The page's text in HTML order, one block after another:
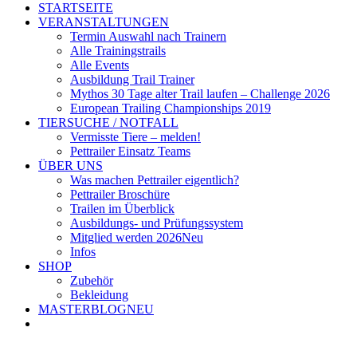
STARTSEITE
VERANSTALTUNGEN
Termin Auswahl nach Trainern
Alle Trainingstrails
Alle Events
Ausbildung Trail Trainer
Mythos 30 Tage alter Trail laufen – Challenge 2026
European Trailing Championships 2019
TIERSUCHE / NOTFALL
Vermisste Tiere – melden!
Pettrailer Einsatz Teams
ÜBER UNS
Was machen Pettrailer eigentlich?
Pettrailer Broschüre
Trailen im Überblick
Ausbildungs- und Prüfungssystem
Mitglied werden 2026Neu
Infos
SHOP
Zubehör
Bekleidung
MASTERBLOGNEU